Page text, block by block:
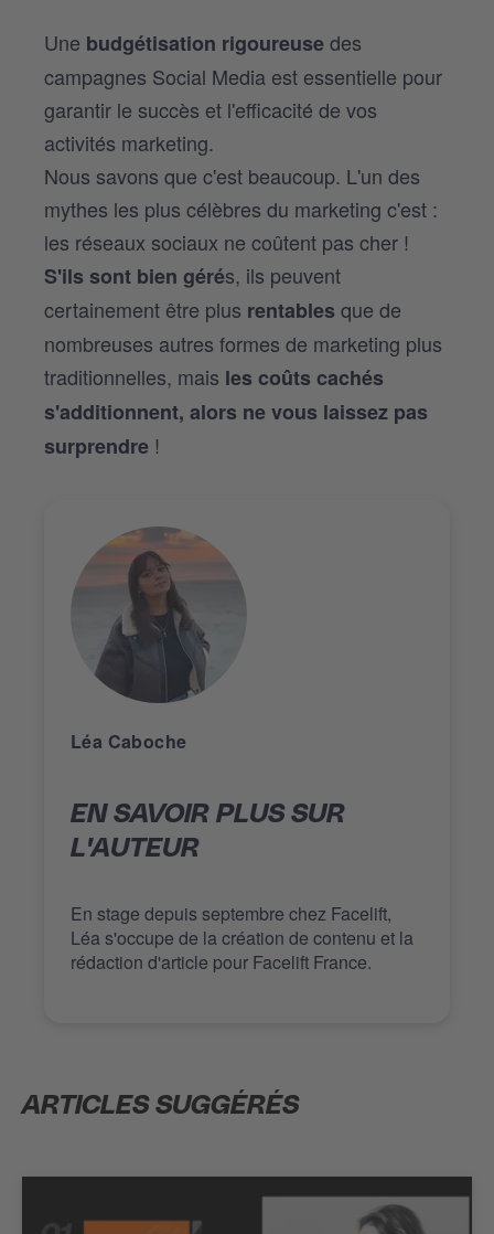
Une budgétisation rigoureusedes
campagnes Social Media est essentielle pour
garantir le succès et l'efficacité de vos
activités marketing.
Nous savons que c'est beaucoup. L'un des
mythes les plus célèbres du marketing c'est :
les réseaux sociaux ne coûtent pas cher !
S'ils sont bien gérés, ils peuvent
certainement être plus rentables que de
nombreuses autres formes de marketing plus
traditionnelles, mais les coûts cachés
s'additionnent, alors ne vous laissez pas
surprendre !
Léa Caboche
EN SAVOIR PLUS SUR
L'AUTEUR
En stage depuis septembre chez Facelift,
Léa s'occupe de la création de contenu et la
rédaction d'article pour Facelift France.
ARTICLES SUGGÉRÉS